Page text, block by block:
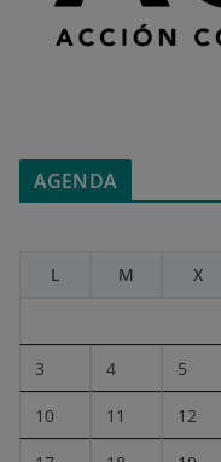
AGENDA
L
M X
3 4 5
10 11 12